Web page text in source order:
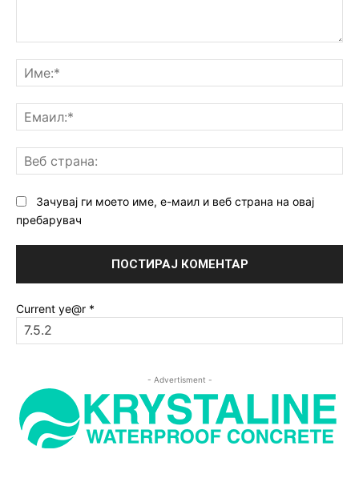
Зачувај ги моето име, е-маил и веб страна на овај
пребарувач
Current ye@r *
- Advertisment -